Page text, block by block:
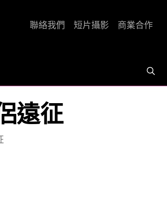
聯絡我們 短片攝影 商業合作
遠征